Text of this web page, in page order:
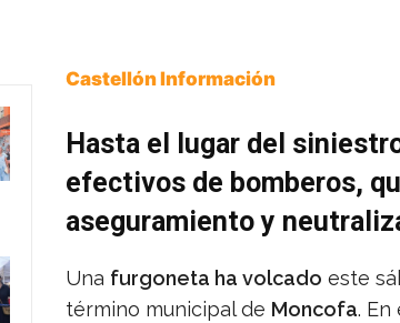
Castellón Información
Hasta el lugar del
efectivos de bomberos,
aseguramiento y
Una furgoneta ha volcado este
término municipal de Moncofa. En